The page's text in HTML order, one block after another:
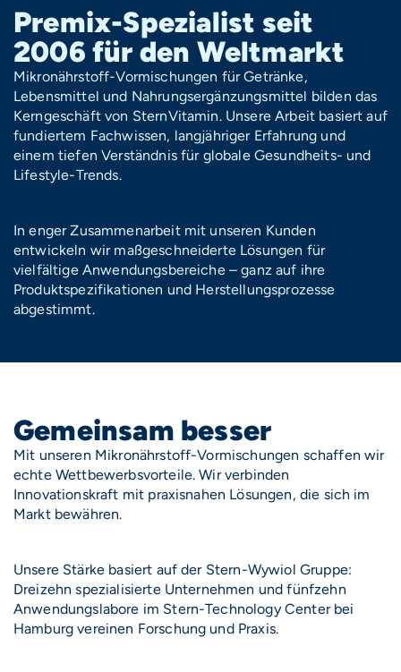
Premix-Spezialist seit
2006 für den Weltmarkt
Mikronährstoff-Vormischungen für Getränke,
Lebensmittel und Nahrungsergänzungsmittel bilden das
Kerngeschäft von SternVitamin. Unsere Arbeit basiert auf
fundiertem Fachwissen, langjähriger Erfahrung und
einem tiefen Verständnis für globale Gesundheits- und
Lifestyle-Trends.
In enger Zusammenarbeit mit unseren Kunden
entwickeln wir maßgeschneiderte Lösungen für
vielfältige Anwendungsbereiche – ganz auf ihre
Produktspezifikationen und Herstellungsprozesse
abgestimmt.
Gemeinsam besser
Mit unseren Mikronährstoff-Vormischungen schaffen wir
echte Wettbewerbsvorteile. Wir verbinden
Innovationskraft mit praxisnahen Lösungen, die sich im
Markt bewähren.
Unsere Stärke basiert auf der Stern-Wywiol Gruppe:
Dreizehn spezialisierte Unternehmen und fünfzehn
Anwendungslabore im Stern-Technology Center bei
Hamburg vereinen Forschung und Praxis.